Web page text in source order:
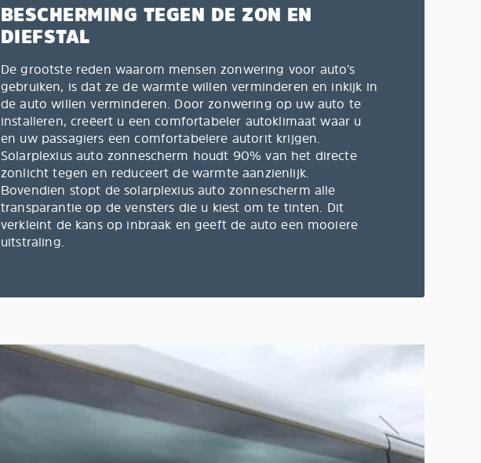
BESCHERMING TEGEN DE ZON EN
DIEFSTAL
De grootste reden waarom mensen zonwering voor auto’s
gebruiken, is dat ze de warmte willen verminderen en inkijk in
de auto willen verminderen. Door zonwering op uw auto te
installeren, creëert u een comfortabeler autoklimaat waar u
en uw passagiers een comfortabelere autorit krijgen.
Solarplexius auto zonnescherm houdt 90% van het directe
zonlicht tegen en reduceert de warmte aanzienlijk.
Bovendien stopt de solarplexius auto zonnescherm alle
transparantie op de vensters die u kiest om te tinten. Dit
verkleint de kans op inbraak en geeft de auto een mooiere
uitstraling.